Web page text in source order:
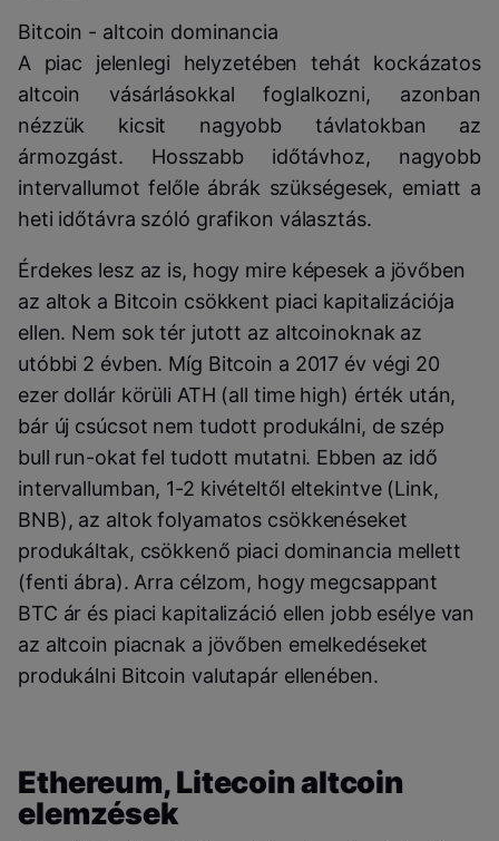
Bitcoin - altcoin dominancia
A piac jelenlegi helyzetében tehát kockázatos
altcoin vásárlásokkal foglalkozni, azonban
nézzük kicsit nagyobb távlatokban az
ármozgást. Hosszabb időtávhoz, nagyobb
intervallumot felőle ábrák szükségesek, emiatt a
heti időtávra szóló grafikon választás.
Érdekes lesz az is, hogy mire képesek a jövőben
az altok a Bitcoin csökkent piaci kapitalizációja
ellen. Nem sok tér jutott az altcoinoknak az
utóbbi 2 évben. Míg Bitcoin a 2017 év végi 20
ezer dollár körüli ATH (all time high) érték után,
bár új csúcsot nem tudott produkálni, de szép
bull run-okat fel tudott mutatni. Ebben az idő
intervallumban, 1-2 kivételtől eltekintve (Link,
BNB), az altok folyamatos csökkenéseket
produkáltak, csökkenő piaci dominancia mellett
(fenti ábra). Arra célzom, hogy megcsappant
BTC ár és piaci kapitalizáció ellen jobb esélye van
az altcoin piacnak a jövőben emelkedéseket
produkálni Bitcoin valutapár ellenében.
Ethereum, Litecoin altcoin
elemzések